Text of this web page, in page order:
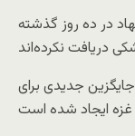
در ده روز گذشته
جدیدی برای